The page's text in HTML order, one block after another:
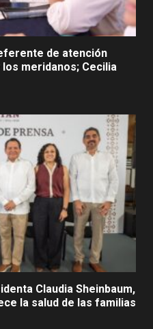
de atención
meridanos; Cecilia
Claudia Sheinbaum,
la salud de las familias